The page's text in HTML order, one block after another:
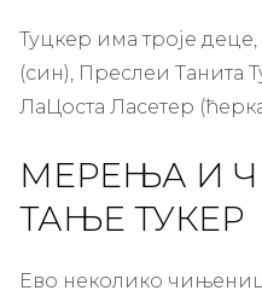
Туцкер има троје
(син), Преслеи Танита
ЛаЦоста Ласетер
МЕРЕЊА И
ТАЊЕ ТУКЕР
Ево неколико